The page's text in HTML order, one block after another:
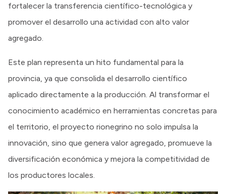
fortalecer la transferencia científico-tecnológica y
promover el desarrollo una actividad con alto valor
agregado.
Este plan representa un hito fundamental para la
provincia, ya que consolida el desarrollo científico
aplicado directamente a la producción. Al transformar el
conocimiento académico en herramientas concretas para
el territorio, el proyecto rionegrino no solo impulsa la
innovación, sino que genera valor agregado, promueve la
diversificación económica y mejora la competitividad de
los productores locales.